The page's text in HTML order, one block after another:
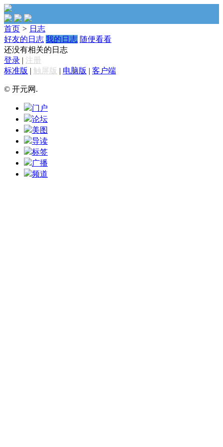
首页 > 日志
好友的日志 我的日志 随便看看
还没有相关的日志
登录 | 注册
标准版 | 触屏版 | 电脑版 | 客户端
© 开元网.
门户
论坛
美图
导读
标签
广播
频道